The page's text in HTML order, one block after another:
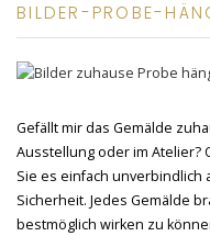
BILDER-PROBE-
Gefällt mir das Gemälde
Ausstellung oder im Atelier?
Sie es einfach unverbindlich
Sicherheit. Jedes Gemälde
bestmöglich wirken zu